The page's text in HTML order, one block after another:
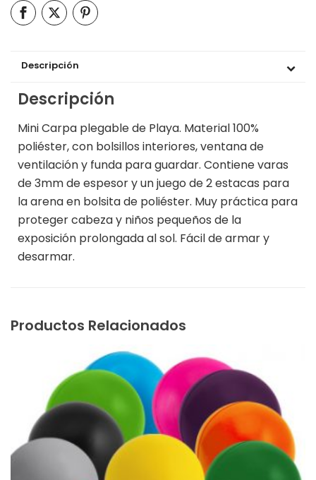
Descripción
Descripción
Mini Carpa plegable de Playa. Material 100%
poliéster, con bolsillos interiores, ventana de
ventilación y funda para guardar. Contiene varas
de 3mm de espesor y un juego de 2 estacas para
la arena en bolsita de poliéster. Muy práctica para
proteger cabeza y niños pequeños de la
exposición prolongada al sol. Fácil de armar y
desarmar.
Productos Relacionados